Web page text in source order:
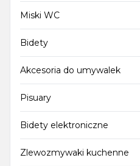
Miski WC
Bidety
Akcesoria do umywalek
Pisuary
Bidety elektroniczne
Zlewozmywaki kuchenne